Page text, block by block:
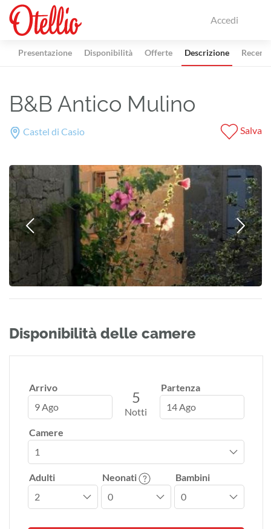
Accedi
Presentazione Disponibilità Offerte Descrizione
B&B Antico Mulino
Castel di Casio Salva
Disponibilità delle camere
Arrivo
9 Ago
5
Notti
Partenza
14 Ago
Camere
Adulti Neonati Bambini